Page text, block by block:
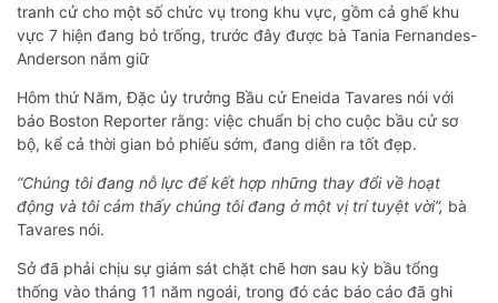
tranh cử cho một số chức vụ trong khu vực, gồm cả ghế khu
vực 7 hiện đang bỏ trống, trước đây được bà Tania Fernandes-
Anderson nắm giữ
Hôm thứ Năm, Đặc ủy trưởng Bầu cử Eneida Tavares nói với
báo Boston Reporter rằng: việc chuẩn bị cho cuộc bầu cử sơ
bộ, kể cả thời gian bỏ phiếu sớm, đang diễn ra tốt đẹp.
“Chúng tôi đang nỗ lực để kết hợp những thay đổi về hoạt
động và tôi cảm thấy chúng tôi đang ở một vị trí tuyệt vời”, bà
Tavares nói.
Sở đã phải chịu sự giám sát chặt chẽ hơn sau kỳ bầu tổng
thống vào tháng 11 năm ngoái, trong đó các báo cáo đã ghi